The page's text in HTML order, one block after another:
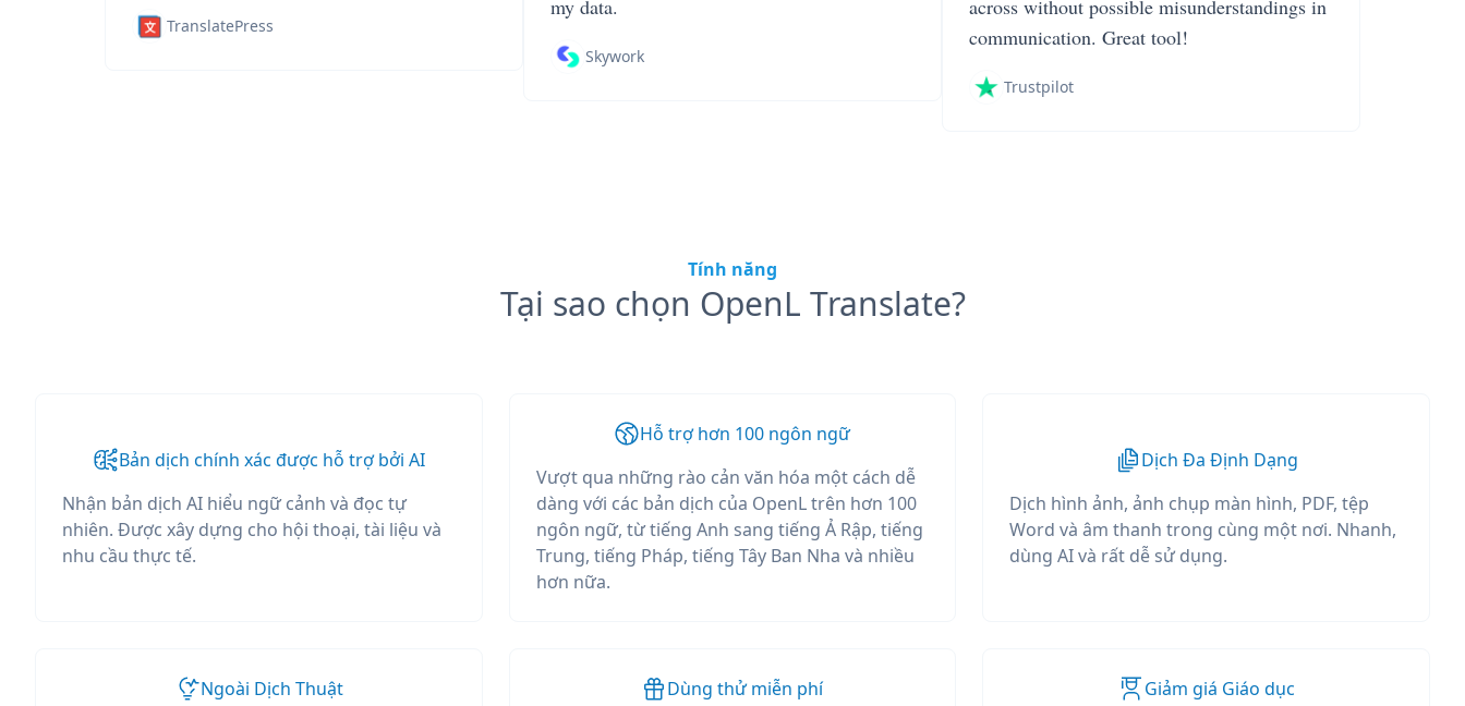
TranslatePress
my data.
Skywork
across without possible misunderstandings in
communication. Great tool!
Trustpilot
Tính năng
Tại sao chọn OpenL Translate?
Bản dịch chính xác được hỗ trợ bởi AI
Nhận bản dịch AI hiểu ngữ cảnh và đọc tự
nhiên. Được xây dựng cho hội thoại, tài liệu và
nhu cầu thực tế.
Hỗ trợ hơn 100 ngôn ngữ
Vượt qua những rào cản văn hóa một cách dễ
dàng với các bản dịch của OpenL trên hơn 100
ngôn ngữ, từ tiếng Anh sang tiếng Ả Rập, tiếng
Trung, tiếng Pháp, tiếng Tây Ban Nha và nhiều
hơn nữa.
Dịch Đa Định Dạng
Dịch hình ảnh, ảnh chụp màn hình, PDF, tệp
Word và âm thanh trong cùng một nơi. Nhanh,
dùng AI và rất dễ sử dụng.
Ngoài Dịch Thuật
Dùng thử miễn phí
Giảm giá Giáo dục